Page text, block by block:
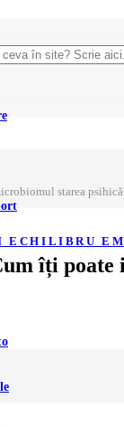
starea
ECHILIBRU
îți